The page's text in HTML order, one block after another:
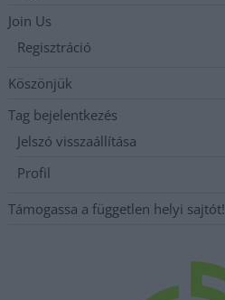
Join Us
Regisztráció
Köszönjük
Tag bejelentkezés
Jelszó visszaállítása
Profil
Támogassa a független helyi sajtót!